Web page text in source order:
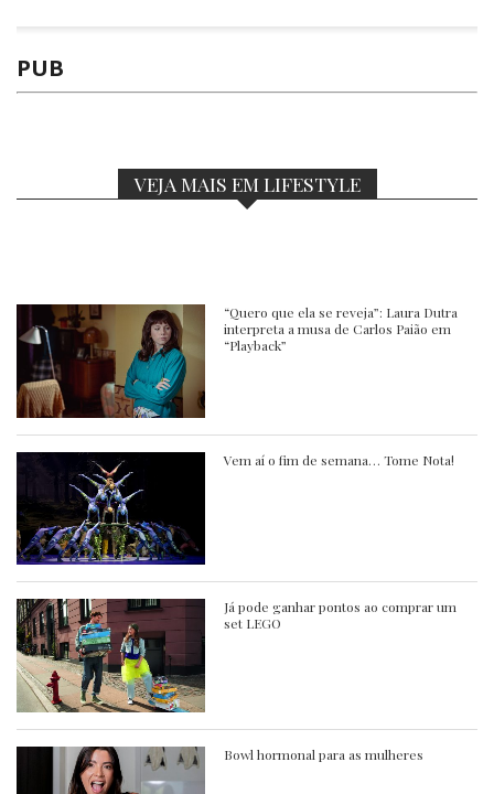
PUB
VEJA MAIS EM LIFESTYLE
“Quero que ela se reveja”: Laura Dutra
interpreta a musa de Carlos Paião em
“Playback”
Vem aí o fim de semana… Tome Nota!
Já pode ganhar pontos ao comprar um
set LEGO
Bowl hormonal para as mulheres